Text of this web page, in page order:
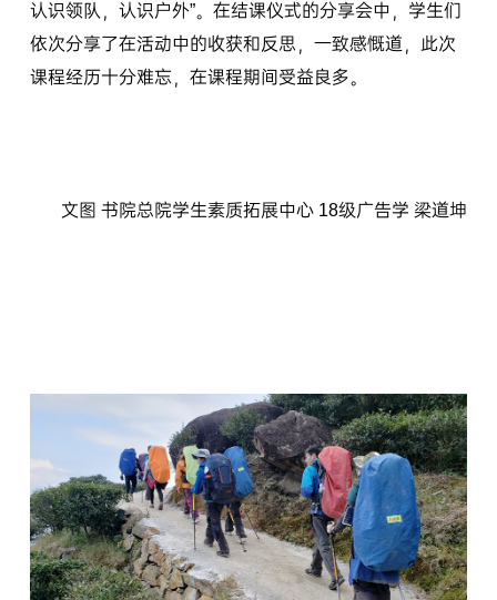
认识领队，认识户外”。在结课仪式的分享会中，学生们
依次分享了在活动中的收获和反思，一致感慨道，此次
课程经历十分难忘，在课程期间受益良多。
文图 书院总院学生素质拓展中心 18级广告学 梁道坤